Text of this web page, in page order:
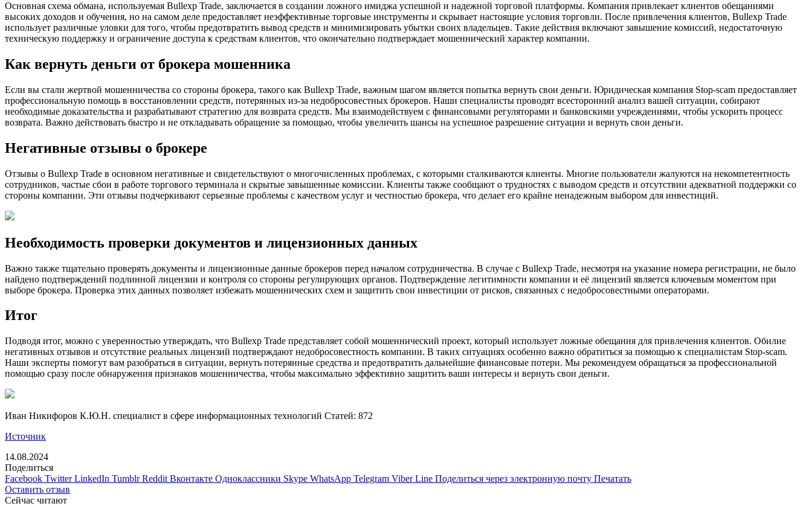
Основная схема обмана, используемая Bullexp Trade, заключается в создании ложного имиджа успешной и надежной торговой платформы. Компания привлекает клиентов обещаниями
высоких доходов и обучения, но на самом деле предоставляет неэффективные торговые инструменты и скрывает настоящие условия торговли. После привлечения клиентов, Bullexp Trade
использует различные уловки для того, чтобы предотвратить вывод средств и минимизировать убытки своих владельцев. Такие действия включают завышение комиссий, недостаточную
техническую поддержку и ограничение доступа к средствам клиентов, что окончательно подтверждает мошеннический характер компании.
Как вернуть деньги от брокера мошенника
Если вы стали жертвой мошенничества со стороны брокера, такого как Bullexp Trade, важным шагом является попытка вернуть свои деньги. Юридическая компания Stop-scam предоставляет
профессиональную помощь в восстановлении средств, потерянных из-за недобросовестных брокеров. Наши специалисты проводят всесторонний анализ вашей ситуации, собирают
необходимые доказательства и разрабатывают стратегию для возврата средств. Мы взаимодействуем с финансовыми регуляторами и банковскими учреждениями, чтобы ускорить процесс
возврата. Важно действовать быстро и не откладывать обращение за помощью, чтобы увеличить шансы на успешное разрешение ситуации и вернуть свои деньги.
Негативные отзывы о брокере
Отзывы о Bullexp Trade в основном негативные и свидетельствуют о многочисленных проблемах, с которыми сталкиваются клиенты. Многие пользователи жалуются на некомпетентность
сотрудников, частые сбои в работе торгового терминала и скрытые завышенные комиссии. Клиенты также сообщают о трудностях с выводом средств и отсутствии адекватной поддержки со
стороны компании. Эти отзывы подчеркивают серьезные проблемы с качеством услуг и честностью брокера, что делает его крайне ненадежным выбором для инвестиций.
Необходимость проверки документов и лицензионных данных
Важно также тщательно проверять документы и лицензионные данные брокеров перед началом сотрудничества. В случае с Bullexp Trade, несмотря на указание номера регистрации, не было
найдено подтверждений подлинной лицензии и контроля со стороны регулирующих органов. Подтверждение легитимности компании и её лицензий является ключевым моментом при
выборе брокера. Проверка этих данных позволяет избежать мошеннических схем и защитить свои инвестиции от рисков, связанных с недобросовестными операторами.
Итог
Подводя итог, можно с уверенностью утверждать, что Bullexp Trade представляет собой мошеннический проект, который использует ложные обещания для привлечения клиентов. Обилие
негативных отзывов и отсутствие реальных лицензий подтверждают недобросовестность компании. В таких ситуациях особенно важно обратиться за помощью к специалистам Stop-scam.
Наши эксперты помогут вам разобраться в ситуации, вернуть потерянные средства и предотвратить дальнейшие финансовые потери. Мы рекомендуем обращаться за профессиональной
помощью сразу после обнаружения признаков мошенничества, чтобы максимально эффективно защитить ваши интересы и вернуть свои деньги.
Иван Никифоров К.Ю.Н. специалист в сфере информационных технологий Cтатей: 872
Источник
14.08.2024
Поделиться
Facebook Twitter LinkedIn Tumblr Reddit Вконтакте Одноклассники Skype WhatsApp Telegram Viber Line Поделиться через электронную почту Печатать
Оставить отзыв
Сейчас читают